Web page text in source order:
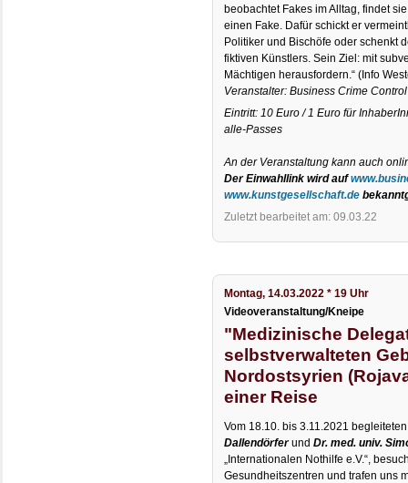
beobachtet Fakes im Alltag, findet
einen Fake. Dafür schickt er
Politiker und Bischöfe oder schenkt
fiktiven Künstlers. Sein Ziel: mit
Mächtigen herausfordern.“ (Info
Veranstalter: Business Crime
Eintritt: 10 Euro / 1 Euro für
alle-Passes
An der Veranstaltung kann auch
Der Einwahllink wird auf
www.kunstgesellschaft.de
Zuletzt bearbeitet am: 09.03.22
Montag, 14.03.2022 * 19 Uhr
Videoveranstaltung/Kneipe
"Medizinische
selbstverwalteten
Nordostsyrien
einer Reise
Vom 18.10. bis 3.11.2021
DallendörferundDr. med. univ.
„Internationalen Nothilfe e.V.“,
Gesundheitszentren und trafen uns